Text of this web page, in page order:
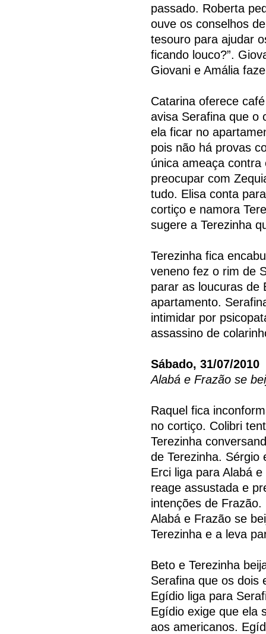
passado. Roberta
ouve os conselhos
tesouro para ajudar
ficando louco?”.
Giovani e Amália
Catarina oferece
avisa Serafina que o
ela ficar no
pois não há provas
única ameaça
preocupar com
tudo. Elisa conta
cortiço e namora
sugere a Terezinha
Terezinha fica
veneno fez o rim de
parar as loucuras de
apartamento.
intimidar por
assassino de
Sábado, 31/07/2010
Alabá e Frazão se
Raquel fica
no cortiço. Colibri
Terezinha
de Terezinha. Sérgio
Erci liga para Alabá
reage assustada e
intenções de
Alabá e Frazão se
Terezinha e a leva
Beto e Terezinha
Serafina que os dois
Egídio liga para
Egídio exige que ela
aos americanos.